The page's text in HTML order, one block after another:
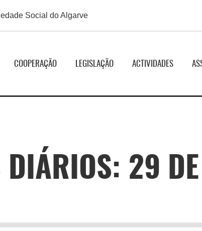
Social do Algarve
COOPERAÇÃO LEGISLAÇÃO ACTIVIDADES
DIÁRIOS: 29